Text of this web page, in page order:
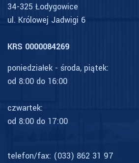
34-325 Łodygowice
ul. Królowej Jadwigi 6
KRS 0000084269
poniedziałek - środa, piątek:
od 8:00 do 16:00
czwartek:
od 8:00 do 17:00
telefon/fax: (033) 862 31 97